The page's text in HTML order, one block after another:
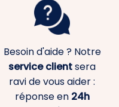
Besoin d'aide ? Notre
service clientsera
ravi de vous aider :
réponse en 24h